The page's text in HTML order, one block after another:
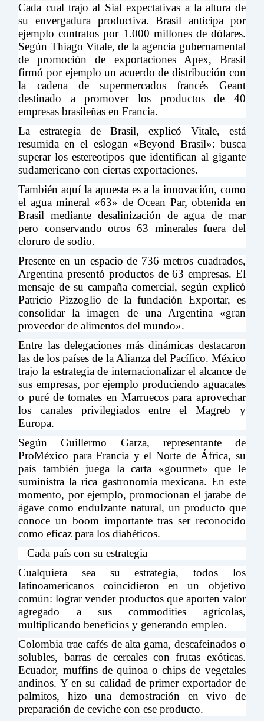
Cada cual trajo al Sial expectativas a la altura de
su envergadura productiva. Brasil anticipa por
ejemplo contratos por 1.000 millones de dólares.
Según Thiago Vitale, de la agencia gubernamental
de promoción de exportaciones Apex, Brasil
firmó por ejemplo un acuerdo de distribución con
la cadena de supermercados francés Geant
destinado a promover los productos de 40
empresas brasileñas en Francia.
La estrategia de Brasil, explicó Vitale, está
resumida en el eslogan «Beyond Brasil»: busca
superar los estereotipos que identifican al gigante
sudamericano con ciertas exportaciones.
También aquí la apuesta es a la innovación, como
el agua mineral «63» de Ocean Par, obtenida en
Brasil mediante desalinización de agua de mar
pero conservando otros 63 minerales fuera del
cloruro de sodio.
Presente en un espacio de 736 metros cuadrados,
Argentina presentó productos de 63 empresas. El
mensaje de su campaña comercial, según explicó
Patricio Pizzoglio de la fundación Exportar, es
consolidar la imagen de una Argentina «gran
proveedor de alimentos del mundo».
Entre las delegaciones más dinámicas destacaron
las de los países de la Alianza del Pacífico. México
trajo la estrategia de internacionalizar el alcance de
sus empresas, por ejemplo produciendo aguacates
o puré de tomates en Marruecos para aprovechar
los canales privilegiados entre el Magreb y
Europa.
Según Guillermo Garza, representante de
ProMéxico para Francia y el Norte de África, su
país también juega la carta «gourmet» que le
suministra la rica gastronomía mexicana. En este
momento, por ejemplo, promocionan el jarabe de
ágave como endulzante natural, un producto que
conoce un boom importante tras ser reconocido
como eficaz para los diabéticos.
– Cada país con su estrategia –
Cualquiera sea su estrategia, todos los
latinoamericanos coincidieron en un objetivo
común: lograr vender productos que aporten valor
agregado a sus commodities agrícolas,
multiplicando beneficios y generando empleo.
Colombia trae cafés de alta gama, descafeinados o
solubles, barras de cereales con frutas exóticas.
Ecuador, muffins de quinoa o chips de vegetales
andinos. Y en su calidad de primer exportador de
palmitos, hizo una demostración en vivo de
preparación de ceviche con ese producto.